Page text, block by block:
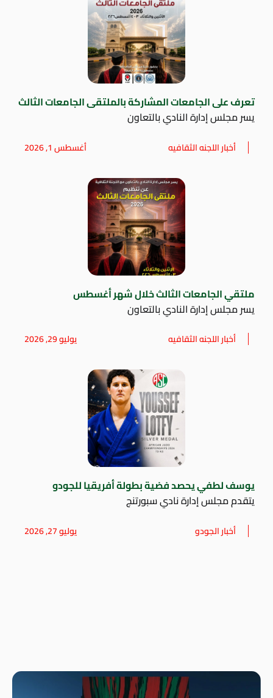
تعرف على الجامعات المشاركة بالملتقى الجامعات الثالث
يسر مجلس إدارة النادي بالتعاون
أخبار اللجنه الثقافيه أغسطس 1, 2026
ملتقي الجامعات الثالث خلال شهر أغسطس
يسر مجلس إدارة النادي بالتعاون
أخبار اللجنه الثقافيه يوليو 29, 2026
يوسف لطفي يحصد فضية بطولة أفريقيا للجودو
يتقدم مجلس إدارة نادي سبورتنج
أخبار الجودو يوليو 27, 2026